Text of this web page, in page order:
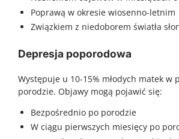
Poprawą w okresie wiosenno-letnim
Związkiem z niedoborem światła
Depresja poporodowa
Występuje u 10-15% młodych matek w
porodzie. Objawy mogą pojawić się:
Bezpośrednio po porodzie
W ciągu pierwszych miesięcy po